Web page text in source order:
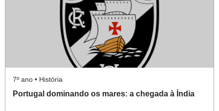
7º ano • História
Portugal dominando os mares: a chegada à Índia